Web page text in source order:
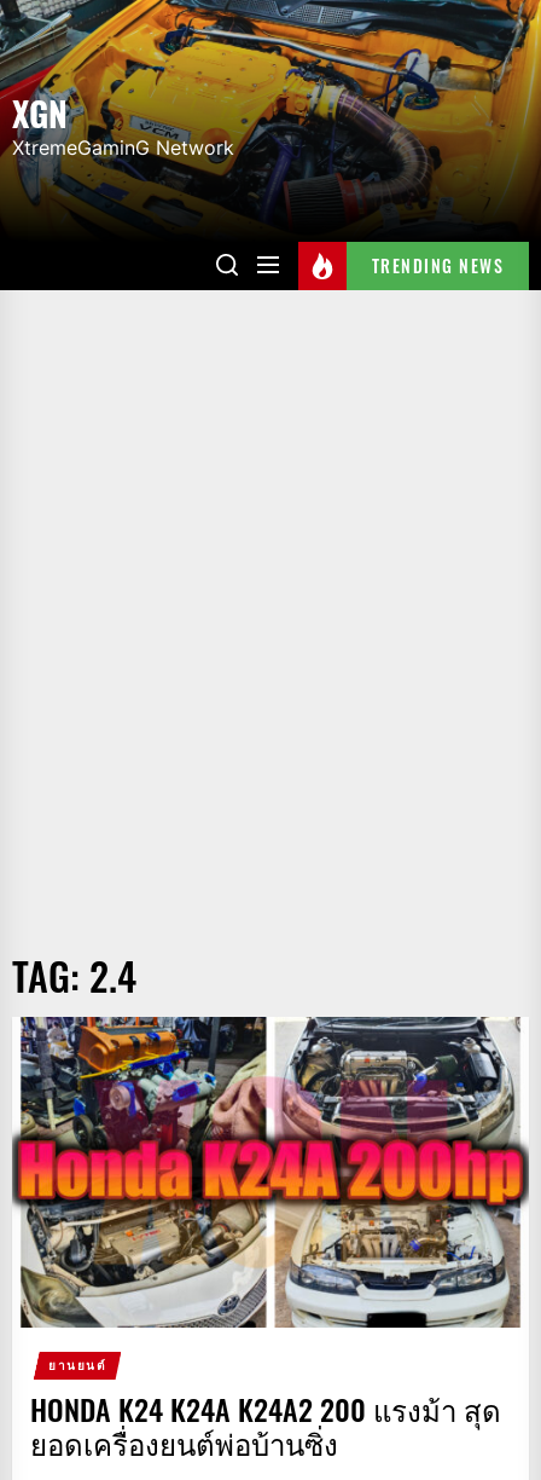
Skip
to
the
content
XGN
XtremeGaminG Network
TRENDING NEWS
TAG: 2.4
ยานยนต์
HONDA K24 K24A K24A2 200 แรงม้า สุด
ยอดเครื่องยนต์พ่อบ้านซิ่ง